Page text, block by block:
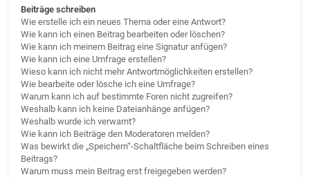
Beiträge schreiben
Wie erstelle ich ein neues Thema oder eine Antwort?
Wie kann ich einen Beitrag bearbeiten oder löschen?
Wie kann ich meinem Beitrag eine Signatur anfügen?
Wie kann ich eine Umfrage erstellen?
Wieso kann ich nicht mehr Antwortmöglichkeiten erstellen?
Wie bearbeite oder lösche ich eine Umfrage?
Warum kann ich auf bestimmte Foren nicht zugreifen?
Weshalb kann ich keine Dateianhänge anfügen?
Weshalb wurde ich verwarnt?
Wie kann ich Beiträge den Moderatoren melden?
Was bewirkt die „Speichern“-Schaltfläche beim Schreiben eines
Beitrags?
Warum muss mein Beitrag erst freigegeben werden?